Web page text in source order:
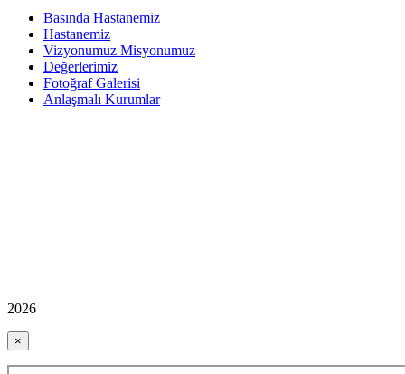
Basında Hastanemiz
Hastanemiz
Vizyonumuz Misyonumuz
Değerlerimiz
Fotoğraf Galerisi
Anlaşmalı Kurumlar
2026
×